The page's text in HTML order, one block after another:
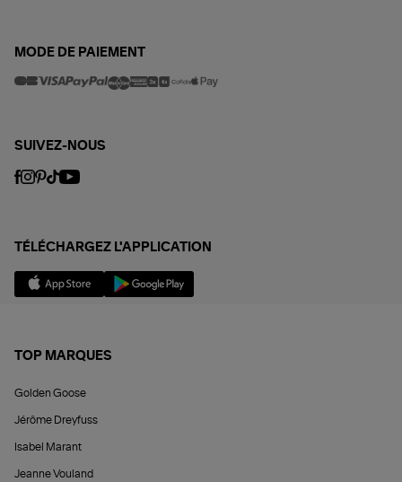
MODE DE PAIEMENT
SUIVEZ-NOUS
TÉLÉCHARGEZ L'APPLICATION
TOP MARQUES
Golden Goose
Jérôme Dreyfuss
Isabel Marant
Jeanne Vouland